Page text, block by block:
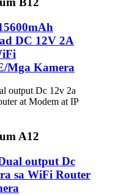
DC 12V 2A
Mga Kamera
A12
output Dc
sa WiFi Router